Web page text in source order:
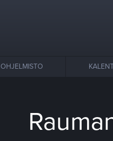
OHJELMISTO